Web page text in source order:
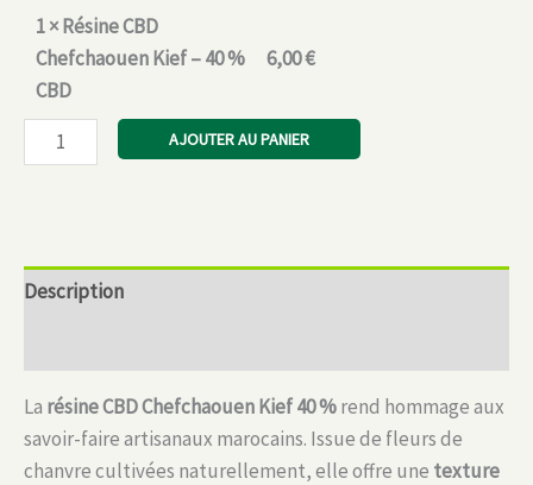
1×Résine CBD
Chefchaouen Kief – 40 %
CBD
6,00€
quantité
de
Chefchaouen
Kief
CBD
AJOUTER AU PANIER
Description
La résine CBD Chefchaouen Kief 40 %rend hommage aux
savoir-faire artisanaux marocains. Issue de fleurs de
chanvre cultivées naturellement, elle offre une texture